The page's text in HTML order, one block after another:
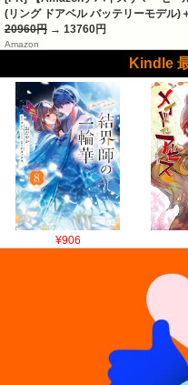
(リング ドアベル バッテリーモデル
20960円 → 13760円
Amazon
Kindle
¥906